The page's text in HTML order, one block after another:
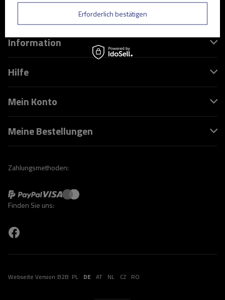
shop@interpack24.de
Information
Hilfe
Mein Konto
Meine Bestellungen
Zahlungsmethoden:
Finden Sie uns:
Webseite Version:B2B PL DE AT NL CZ RO
Erforderlich bestätigen